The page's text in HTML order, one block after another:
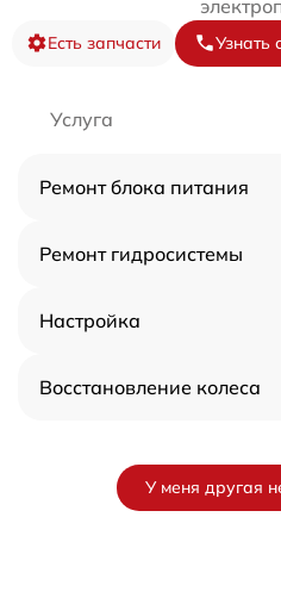
Есть запчасти Узнать
Услуга
Ремонт блока питания
Ремонт гидросистемы
Настройка
Восстановление колеса
У меня другая